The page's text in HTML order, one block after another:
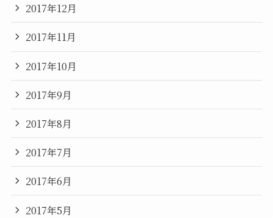
2017年12月
2017年11月
2017年10月
2017年9月
2017年8月
2017年7月
2017年6月
2017年5月